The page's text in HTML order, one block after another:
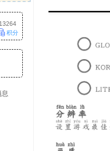
13264
积分